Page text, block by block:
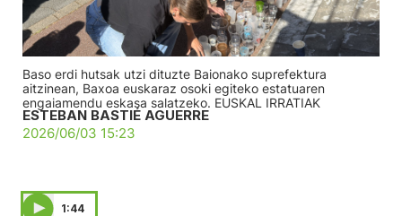
Baso erdi hutsak utzi dituzte Baionako suprefektura
aitzinean, Baxoa euskaraz osoki egiteko estatuaren
engaiamendu eskasa salatzeko. EUSKAL IRRATIAK
ESTEBAN BASTIÉ AGUERRE
2026/06/03 15:23
1:44